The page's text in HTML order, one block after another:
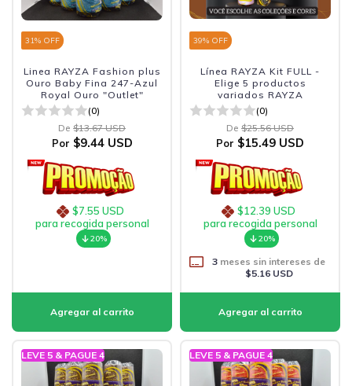
31% OFF
Linea RAYZA Fashion plus
Ouro Baby Fina 247-Azul
Royal Ouro "Outlet"
(0)
De $13.67 USD
Por $9.44 USD
$7.55 USD
para recogida personal
20%
39% OFF
Línea RAYZA Kit FULL -
Elige 5 productos
variados RAYZA
(0)
De $25.56 USD
Por $15.49 USD
$12.39 USD
para recogida personal
20%
3 meses sin intereses de
$5.16 USD
LEVE 5 & PAGUE 4 LEVE 5 & PAGUE 4